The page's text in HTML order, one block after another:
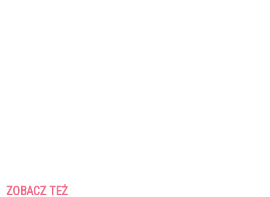
ZOBACZ TEŻ